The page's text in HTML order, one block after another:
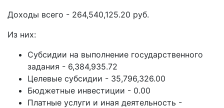
Доходы всего - 264,540,125.20 руб.
Из них:
Субсидии на выполнение государственного
задания - 6,384,935.72
Целевые субсидии - 35,796,326.00
Бюджетные инвестиции - 0.00
Платные услуги и иная деятельность -